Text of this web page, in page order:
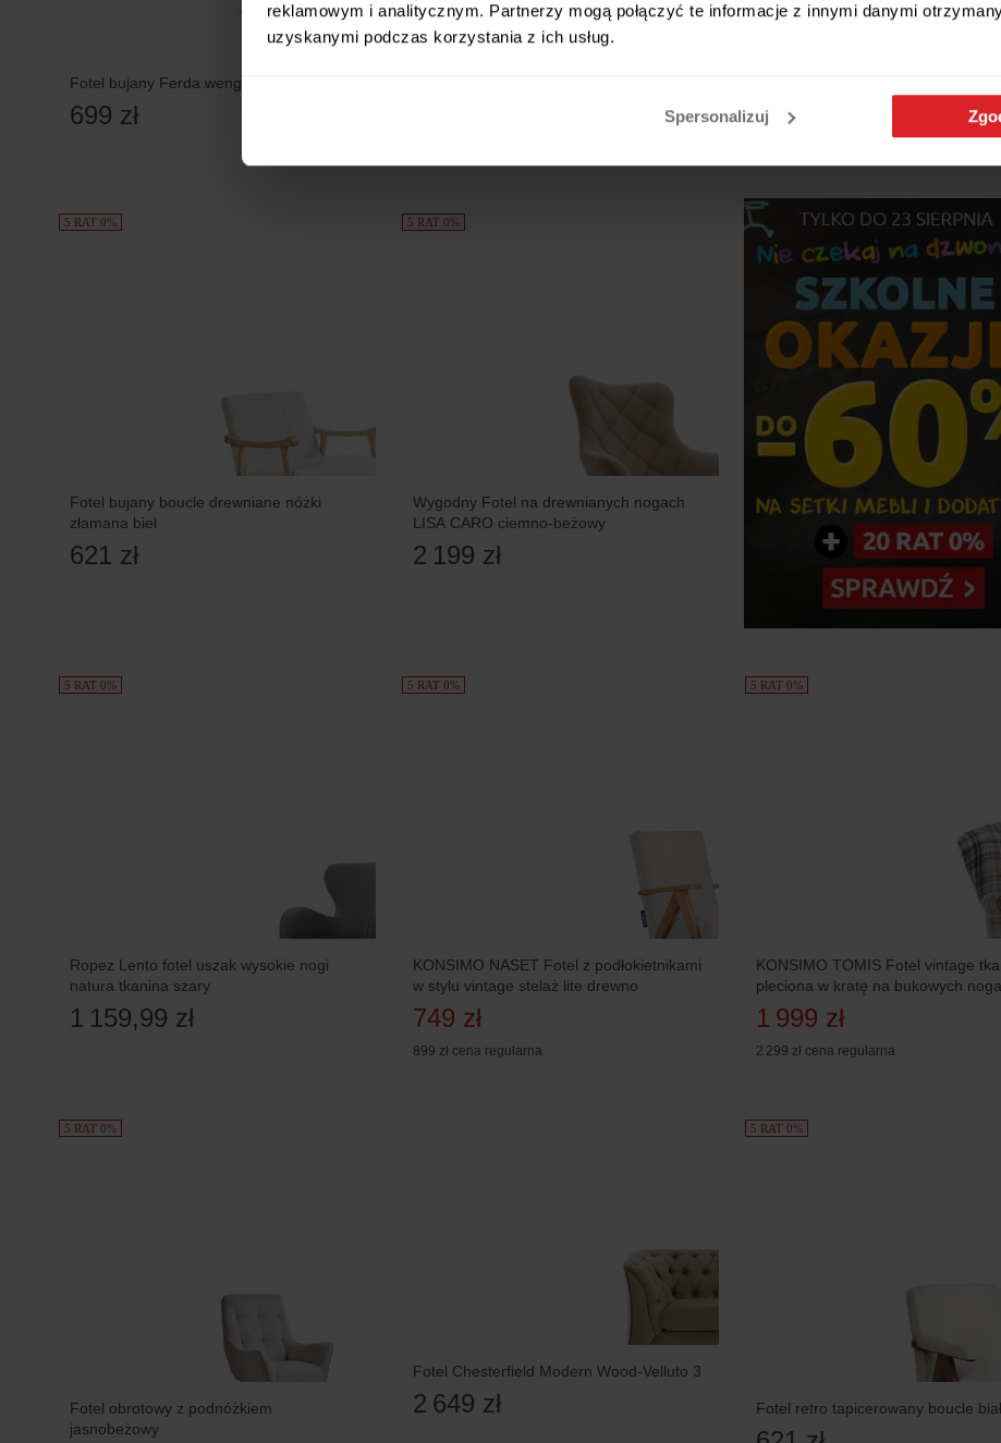
reklamowym i analitycznym. Partnerzy mogą połączyć te informacje z innymi danymi
uzyskanymi podczas korzystania z ich usług.
Spersonalizuj
Fotel bujany Ferda wenge/ print
699 zł
5 RAT 0%
Fotel bujany boucle drewniane nóżki
złamana biel
621 zł
5 RAT 0%
Wygodny Fotel na drewnianych nogach
LISA CARO ciemno-beżowy
2 199 zł
5 RAT 0%
Ropez Lento fotel uszak wysokie nogi
natura tkanina szary
1 159,99 zł
5 RAT 0%
KONSIMO NASET Fotel z podłokietnikami
w stylu vintage stelaż lite drewno
749 zł
899 zł cena regularna
5 RAT 0%
KONSIMO TOMIS Fotel vintage
pleciona w kratę na bukowych
1 999 zł
2 299 zł cena regularna
5 RAT 0%
Fotel obrotowy z podnóżkiem
jasnobeżowy
Fotel Chesterfield Modern Wood-Velluto 3
2 649 zł
5 RAT 0%
Fotel retro tapicerowany boucle